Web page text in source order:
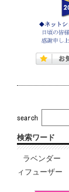
検索ワード
ラベンダー
ィフューザー